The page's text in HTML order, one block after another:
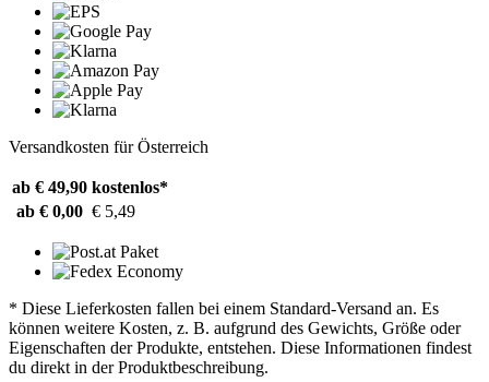
Versandkosten für Österreich
ab € 49,90 kostenlos*
ab € 0,00 € 5,49
* Diese Lieferkosten fallen bei einem Standard-Versand an. Es
können weitere Kosten, z. B. aufgrund des Gewichts, Größe oder
Eigenschaften der Produkte, entstehen. Diese Informationen findest
du direkt in der Produktbeschreibung.